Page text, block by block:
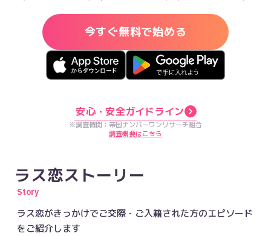
今すぐ無料で始める
安心・安全ガイドライン
※調査機関：帝国ナンバーワンリサーチ組合
調査概要はこちら
ラス恋ストーリー
Story
ラス恋がきっかけでご交際・ご入籍された方のエピソード
をご紹介します